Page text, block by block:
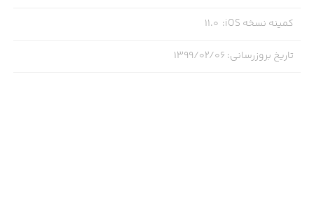
-نظرسنجی اساتید
کمینه نسخه iOS :
11.0
تاریخ بروزرسانی: ۱۳۹۹/۰۲/۰۶